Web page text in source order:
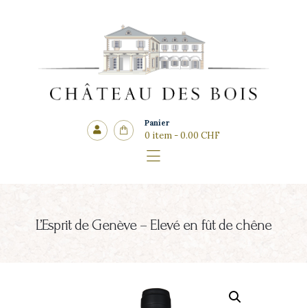
Panier
0 item-0.00 CHF
L’Esprit de Genève – Elevé en fût de chêne
CHÂTEAU DES BOIS